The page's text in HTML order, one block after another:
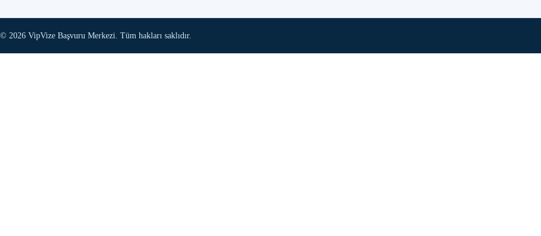
© 2026 VipVize Başvuru Merkezi. Tüm hakları saklıdır.